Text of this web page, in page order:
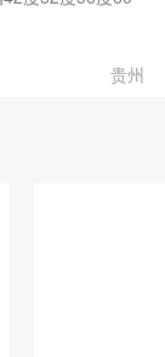
贵州